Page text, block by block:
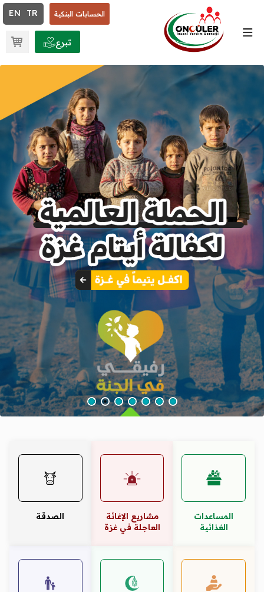
×
EN TR الحسابات البنكية
تبرع
المساعدات
الغذائية
مشاريع الإغائة
العاجلة في غزة
الصدقة